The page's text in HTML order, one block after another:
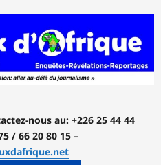
nous au: +226 25 44 44
/ 66 20 80 15 –